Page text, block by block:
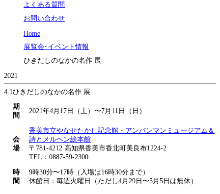
よくある質問
お問い合わせ
Home
展覧会･イベント情報
ひきだしのなかの名作 展
2021
4.1ひきだしのなかの名作 展
期
間
2021年4月17日（土）〜7月11日（日）
会
場
香美市立やなせたかし記念館・アンパンマンミュージアム＆
詩とメルヘン絵本館
〒781-4212 高知県香美市香北町美良布1224-2
TEL：0887-59-2300
時
間
9時30分〜17時（入場は16時30分まで）
休館日：毎週火曜日（ただし4月29日〜5月5日は無休）